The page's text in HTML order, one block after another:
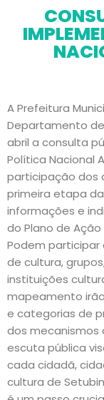
A Prefeitura
Departamento de
abril a consulta
Política Nacional
participação dos
primeira etapa
informações e
do Plano de
Podem participar
de cultura,
instituições
mapeamento
e categorias de
dos mecanismos
escuta pública
cada cidadã,
cultura de